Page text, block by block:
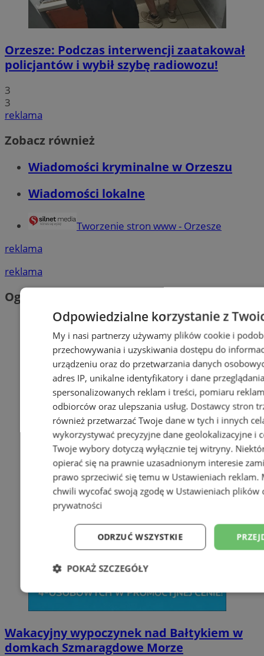
Orzesze: Podczas interwencji zaatakował
policjantów i wybił szybę radiowozu!
3
3
reklama
Zobacz również
Wiadomości kryminalne w Orzeszu
Wiadomości lokalne
Tworzenie stron www - Orzesze
reklama
reklama
Ogłoszenia
Wakacyjny wypoczynek nad Bałtykiem w
domkach Szmaragdowe Morze
Odpowiedzialne korzystanie z
My i nasi partnerzy używamy plików cookie i
przechowywania i uzyskiwania dostępu do
urządzeniu oraz do przetwarzania danych
adres IP, unikalne identyfikatory i dane
spersonalizowanych reklam i treści, pomiaru
odbiorców oraz ulepszania usług. Dostawcy stron
również przetwarzać Twoje dane w tych i innych
wykorzystywać precyzyjne dane geolokalizacyjne i
Twoje wybory dotyczą wyłącznie tej witryny.
opierać się na prawnie uzasadnionym interesie
prawo sprzeciwić się temu w Ustawieniach reklam.
chwili wycofać swoją zgodę w Ustawieniach plików
prywatności
ODRZUĆ WSZYSTKIE
POKAŻ SZCZEGÓŁY
Niezbędne Wydajność
Niesklasyfikowane